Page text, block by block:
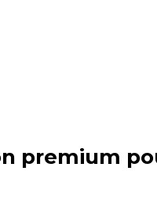
premium